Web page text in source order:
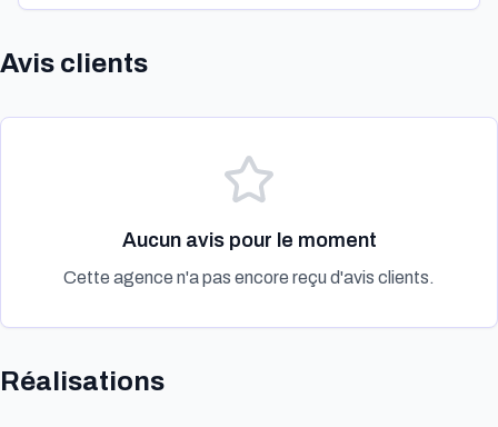
Avis clients
Aucun avis pour le moment
Cette agence n'a pas encore reçu d'avis clients.
Réalisations